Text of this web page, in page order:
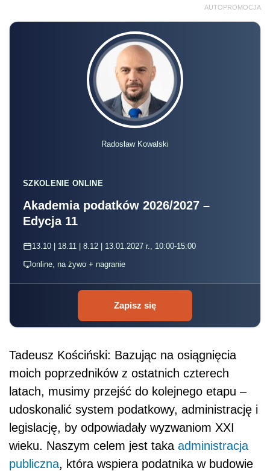
AUTOPROMOCJA
Radosław Kowalski
SZKOLENIE ONLINE
Akademia podatków 2026/2027 –
Edycja 11
13.10 | 18.11 | 8.12 | 13.01.2027 r., 10:00-15:00
online, na żywo + nagranie
Zapisz się
Tadeusz Kościński: Bazując na osiągnięcia
moich poprzedników z ostatnich czterech
latach, musimy przejść do kolejnego etapu –
udoskonalić system podatkowy, administrację i
legislację, by odpowiadały wyzwaniom XXI
wieku. Naszym celem jest taka administracja
publiczna, która wspiera podatnika w budowie